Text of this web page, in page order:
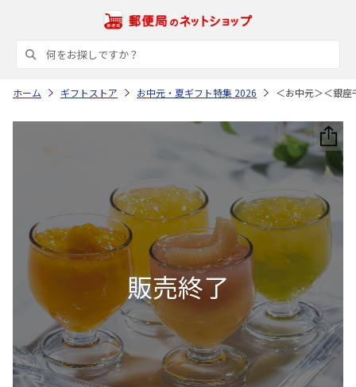
ホーム ギフトストア お中元・夏ギフト特集 2026 ＜お中元＞＜銀